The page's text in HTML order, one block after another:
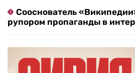
Сооснователь
рупором пропаганды в